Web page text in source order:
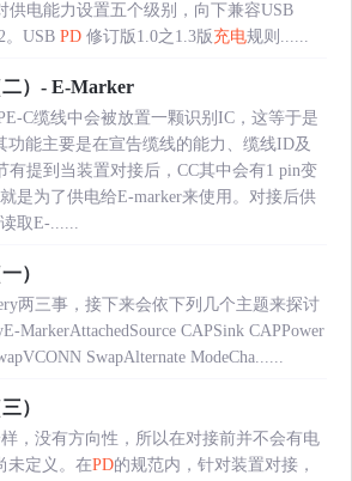
供电能力设置五个级别，向下兼容USB
。USB PD 修订版1.0之1.3版 充电规则......
）- E-Marker
C缆线中会被放置一颗识别IC，这等于是
功能主要是在宣告缆线的能力、缆线ID及
有提到当装置对接后，CC其中会有1 pin变
是为了供电给E-marker来使用。对接后供
取E-......
）
两三事，接下来会依下列几个主题来探讨
MarkerAttachedSource CAPSink CAPPower
SwapAlternate ModeCha......
）
，没有方向性，所以在对接前并不会有电
未定义。在PD的规范内，针对装置对接，